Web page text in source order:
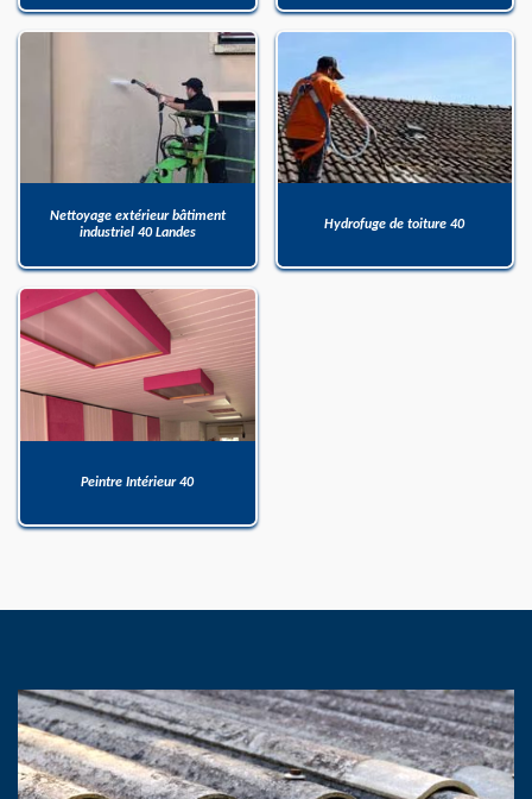
Nettoyage extérieur bâtiment
industriel 40 Landes
Hydrofuge de toiture 40
Peintre Intérieur 40